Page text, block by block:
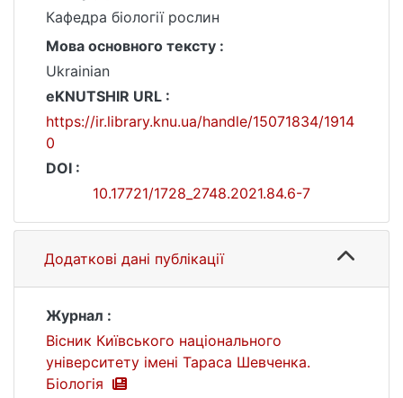
Кафедра біології рослин
Мова основного тексту :
Ukrainian
eKNUTSHIR URL :
https://ir.library.knu.ua/handle/15071834/1914
0
DOI :
10.17721/1728_2748.2021.84.6-7
Додаткові дані публікації
Журнал :
Вісник Київського національного
університету імені Тараса Шевченка.
Біологія